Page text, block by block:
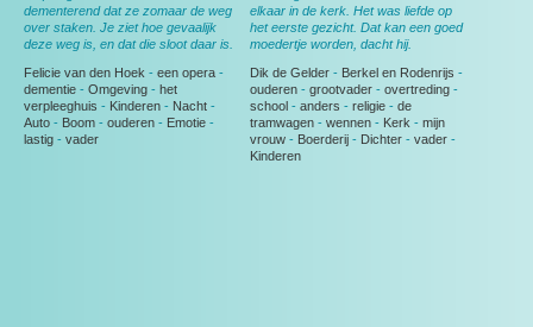
dementerend dat ze zomaar de weg
over staken. Je ziet hoe gevaalijk
deze weg is, en dat die sloot daar is.
Felicie van den Hoek - een opera -
dementie - Omgeving - het
verpleeghuis - Kinderen - Nacht -
Auto - Boom - ouderen - Emotie -
lastig - vader
elkaar in de kerk. Het was liefde op
het eerste gezicht. Dat kan een goed
moedertje worden, dacht hij.
Dik de Gelder - Berkel en Rodenrijs -
ouderen - grootvader - overtreding -
school - anders - religie - de
tramwagen - wennen - Kerk - mijn
vrouw - Boerderij - Dichter - vader -
Kinderen